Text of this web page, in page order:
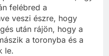
felébred a
veszi észre, hogy
után rájön, hogy a
a toronyba és a
le.